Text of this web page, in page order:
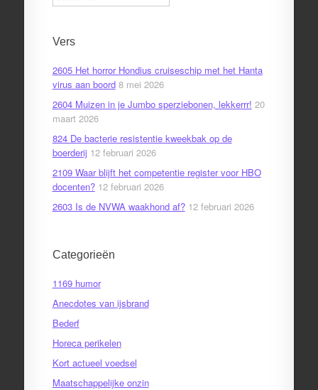
Vers
2605 Het horror Hondius cruiseschip met het Hanta
virus aan boord 8 mei 2026
2604 Muizen in je Jumbo sperziebonen, lekkerrr! 20
maart 2026
824 De bacterie resistentie kweekbak op de
boerderij 12 februari 2026
2109 Waar blijft het competentie register voor HBO
docenten? 12 februari 2026
2603 Is de NVWA waakhond af? 12 februari 2026
Categorieën
1169 humor
Anecdotes van ijsbrand
Bederf
Horeca perikelen
Kort actueel voedsel
Maatschappelijke onzin